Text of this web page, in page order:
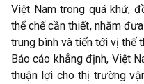
Việt Nam trong quá khứ,
thể chế cần thiết, nhằm
trung bình và tiến tới vị thế
Báo cáo khẳng định, Việt
thuận lợi cho thị trường